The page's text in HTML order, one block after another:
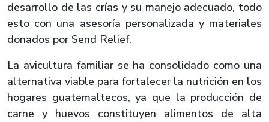
desarrollo de las crías y su manejo adecuado, todo
esto con una asesoría personalizada y materiales
donados por Send Relief.
La avicultura familiar se ha consolidado como una
alternativa viable para fortalecer la nutrición en los
hogares guatemaltecos, ya que la producción de
carne y huevos constituyen alimentos de alta